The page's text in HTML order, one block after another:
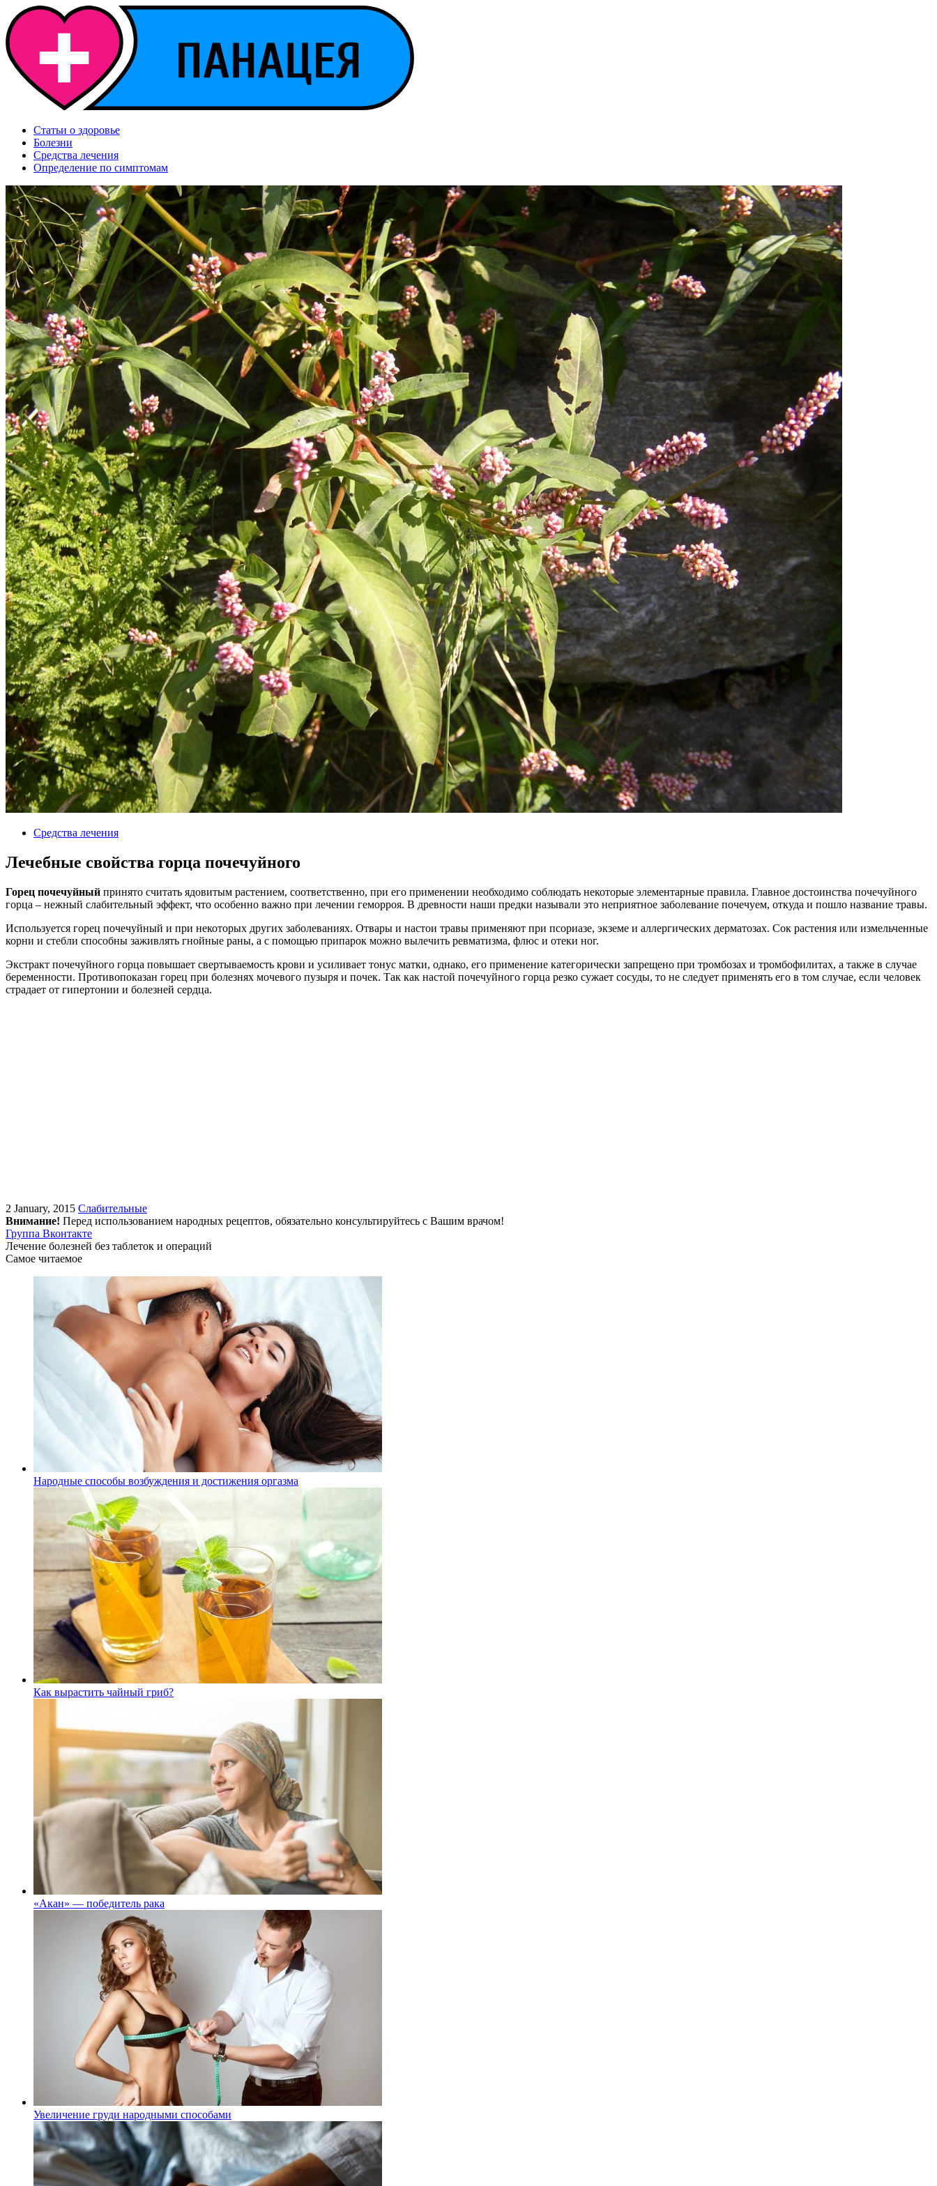
Статьи о здоровье
Болезни
Средства лечения
Определение по симптомам
Средства лечения
Лечебные свойства горца почечуйного
Горец почечуйный принято считать ядовитым растением, соответственно, при его применении необходимо соблюдать некоторые элементарные правила. Главное достоинства почечуйного
горца – нежный слабительный эффект, что особенно важно при лечении геморроя. В древности наши предки называли это неприятное заболевание почечуем, откуда и пошло название травы.
Используется горец почечуйный и при некоторых других заболеваниях. Отвары и настои травы применяют при псориазе, экземе и аллергических дерматозах. Сок растения или измельченные
корни и стебли способны заживлять гнойные раны, а с помощью припарок можно вылечить ревматизма, флюс и отеки ног.
Экстракт почечуйного горца повышает свертываемость крови и усиливает тонус матки, однако, его применение категорически запрещено при тромбозах и тромбофилитах, а также в случае
беременности. Противопоказан горец при болезнях мочевого пузыря и почек. Так как настой почечуйного горца резко сужает сосуды, то не следует применять его в том случае, если человек
страдает от гипертонии и болезней сердца.
2 January, 2015 Слабительные
Внимание! Перед использованием народных рецептов, обязательно консультируйтесь с Вашим врачом!
Группа Вконтакте
Лечение болезней без таблеток и операций
Самое читаемое
Народные способы возбуждения и достижения оргазма
Как вырастить чайный гриб?
«Акан» — победитель рака
Увеличение груди народными способами